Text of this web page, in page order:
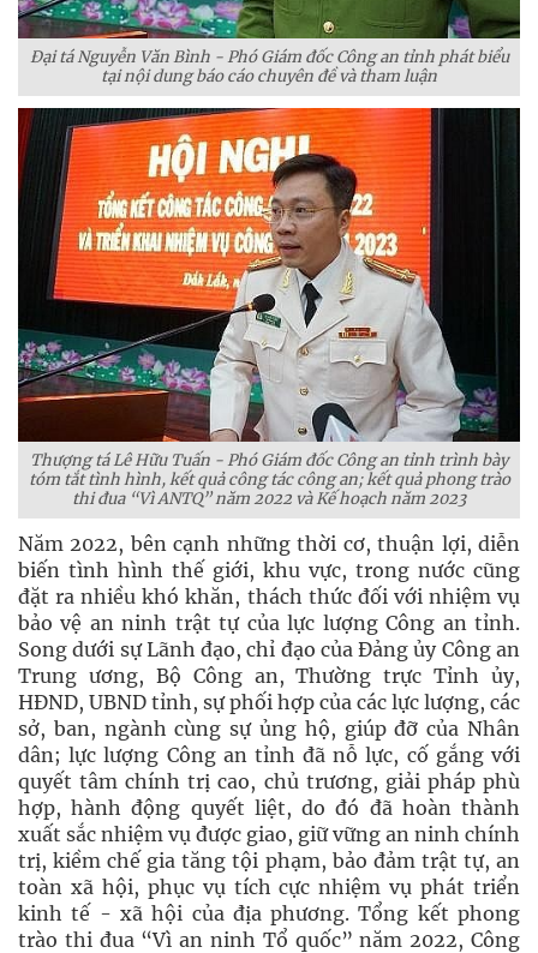
Đại tá Nguyễn Văn Bình - Phó Giám đốc Công an tỉnh phát biểu
tại nội dung báo cáo chuyên đề và tham luận
Thượng tá Lê Hữu Tuấn - Phó Giám đốc Công an tỉnh trình bày
tóm tắt tình hình, kết quả công tác công an; kết quả phong trào
thi đua “Vì ANTQ” năm 2022 và Kế hoạch năm 2023
Năm 2022, bên cạnh những thời cơ, thuận lợi, diễn
biến tình hình thế giới, khu vực, trong nước cũng
đặt ra nhiều khó khăn, thách thức đối với nhiệm vụ
bảo vệ an ninh trật tự của lực lượng Công an tỉnh.
Song dưới sự Lãnh đạo, chỉ đạo của Đảng ủy Công an
Trung ương, Bộ Công an, Thường trực Tỉnh ủy,
HĐND, UBND tỉnh, sự phối hợp của các lực lượng, các
sở, ban, ngành cùng sự ủng hộ, giúp đỡ của Nhân
dân; lực lượng Công an tỉnh đã nỗ lực, cố gắng với
quyết tâm chính trị cao, chủ trương, giải pháp phù
hợp, hành động quyết liệt, do đó đã hoàn thành
xuất sắc nhiệm vụ được giao, giữ vững an ninh chính
trị, kiềm chế gia tăng tội phạm, bảo đảm trật tự, an
toàn xã hội, phục vụ tích cực nhiệm vụ phát triển
kinh tế - xã hội của địa phương. Tổng kết phong
trào thi đua “Vì an ninh Tổ quốc” năm 2022, Công